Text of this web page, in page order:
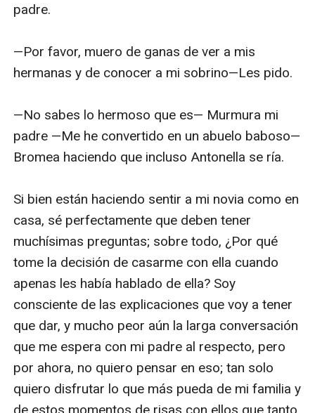
padre.
—Por favor, muero de ganas de ver a mis
hermanas y de conocer a mi sobrino—Les pido.
—No sabes lo hermoso que es— Murmura mi
padre —Me he convertido en un abuelo baboso—
Bromea haciendo que incluso Antonella se ría.
Si bien están haciendo sentir a mi novia como en
casa, sé perfectamente que deben tener
muchísimas preguntas; sobre todo, ¿Por qué
tome la decisión de casarme con ella cuando
apenas les había hablado de ella? Soy
consciente de las explicaciones que voy a tener
que dar, y mucho peor aún la larga conversación
que me espera con mi padre al respecto, pero
por ahora, no quiero pensar en eso; tan solo
quiero disfrutar lo que más pueda de mi familia y
de estos momentos de risas con ellos que tanto